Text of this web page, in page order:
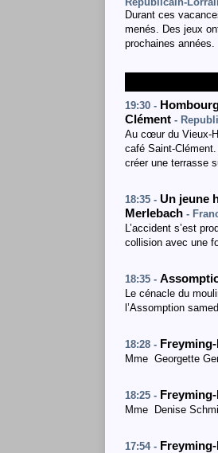
Durant ces
menés. Des jeux
prochaines années.
19:30 -
Clément -
Au cœur du Vieux-
café Saint-
créer une terrasse
18:35 - Un jeune
Merlebach -
L’accident s’est
collision avec une
18:35 -
Le cénacle du
l’Assomption
18:28 -
Mme Georgette
18:25 -
Mme Denise
17:54 -